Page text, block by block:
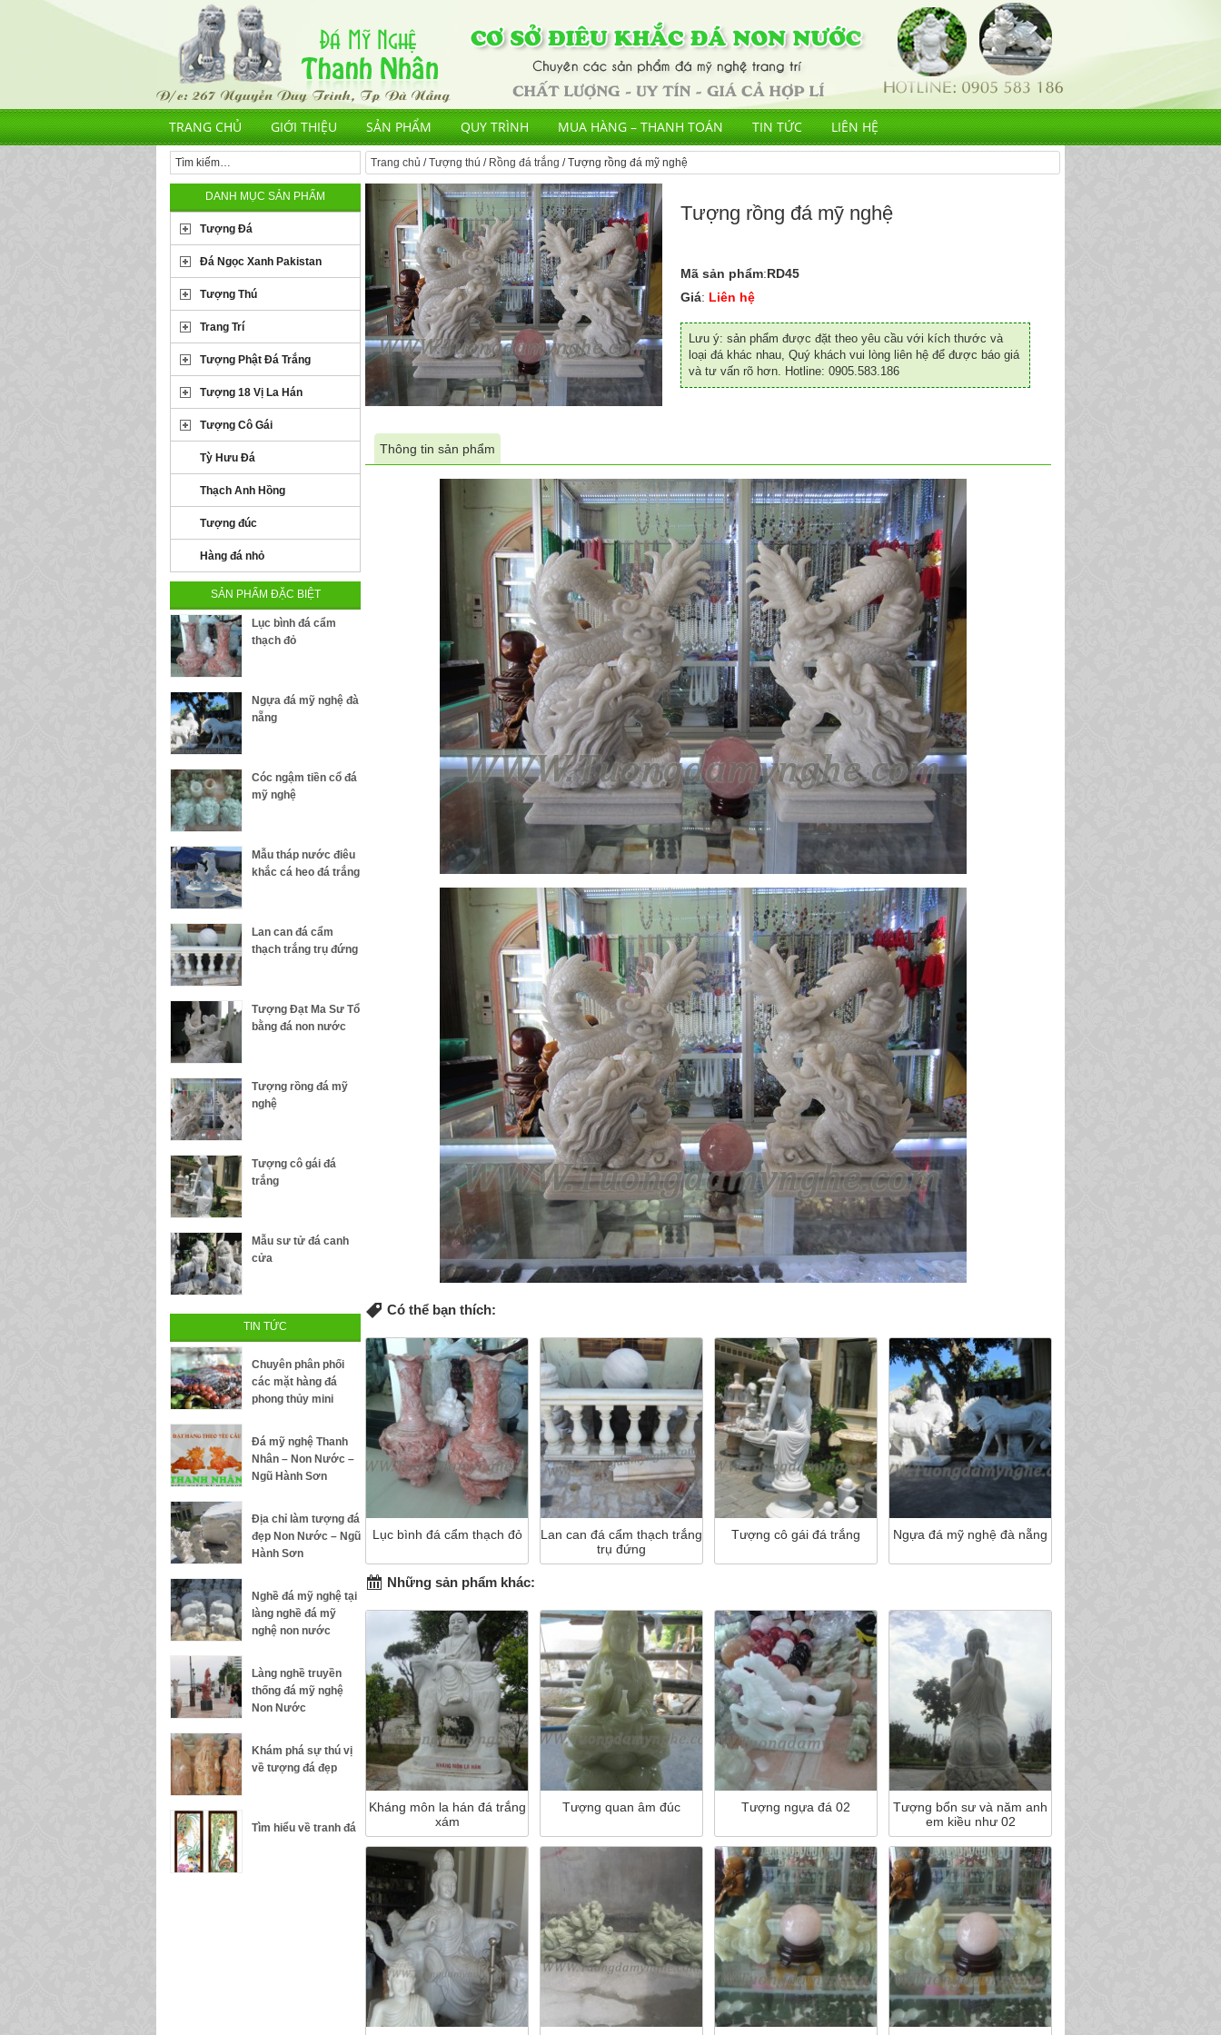
TRANG CHỦ GIỚI THIỆU SẢN PHẨM QUY TRÌNH MUA HÀNG – THANH TOÁN TIN TỨC LIÊN HỆ
Trang chủ /Tượng thú / Rồng đá trắng / Tượng rồng đá mỹ nghệ
Tượng rồng đá mỹ nghệ
Mã sản phẩm:RD45
Giá: Liên hệ
Lưu ý: sản phẩm được đặt theo yêu cầu với kích thước và
loại đá khác nhau, Quý khách vui lòng liên hệ để được báo giá
và tư vấn rõ hơn. Hotline: 0905.583.186
Thông tin sản phẩm
Có thể bạn thích:
Lục bình đá cẩm thạch đỏ
Lan can đá cẩm thạch trắng
trụ đứng
Tượng cô gái đá trắng Ngựa đá mỹ nghệ đà nẵng
Những sản phẩm khác:
Kháng môn la hán đá trắng
xám
Tượng quan âm đúc Tượng ngựa đá 02
Tượng bổn sư và năm anh
em kiều như 02
DANH MỤC SẢN PHẨM
Tượng Đá
Đá Ngọc Xanh Pakistan
Tượng Thú
Trang Trí
Tượng Phật Đá Trắng
Tượng 18 Vị La Hán
Tượng Cô Gái
Tỳ Hưu Đá
Thạch Anh Hồng
Tượng đúc
Hàng đá nhỏ
SẢN PHẨM ĐẶC BIỆT
Lục bình đá cẩm
thạch đỏ
Ngựa đá mỹ nghệ đà
nẵng
Cóc ngậm tiền cổ đá
mỹ nghệ
Mẫu tháp nước điêu
khắc cá heo đá trắng
Lan can đá cẩm
thạch trắng trụ đứng
Tượng Đạt Ma Sư Tổ
bằng đá non nước
Tượng rồng đá mỹ
nghệ
Tượng cô gái đá
trắng
Mẫu sư tử đá canh
cửa
TIN TỨC
Chuyên phân phối
các mặt hàng đá
phong thủy mini
Đá mỹ nghệ Thanh
Nhân – Non Nước –
Ngũ Hành Sơn
Địa chỉ làm tượng đá
đẹp Non Nước – Ngũ
Hành Sơn
Nghề đá mỹ nghệ tại
làng nghề đá mỹ
nghệ non nước
Làng nghề truyền
thống đá mỹ nghệ
Non Nước
Khám phá sự thú vị
về tượng đá đẹp
Tìm hiểu về tranh đá